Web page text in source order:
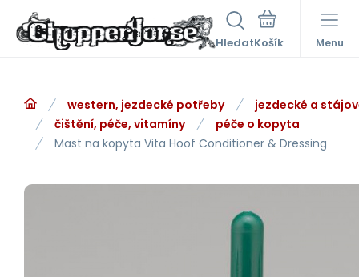
Hledat Menu
western, jezdecké potřeby
jezdecké a
čištění, péče, vitamíny
péče o kopyta
Mast na kopyta Vita Hoof Conditioner & Dressing